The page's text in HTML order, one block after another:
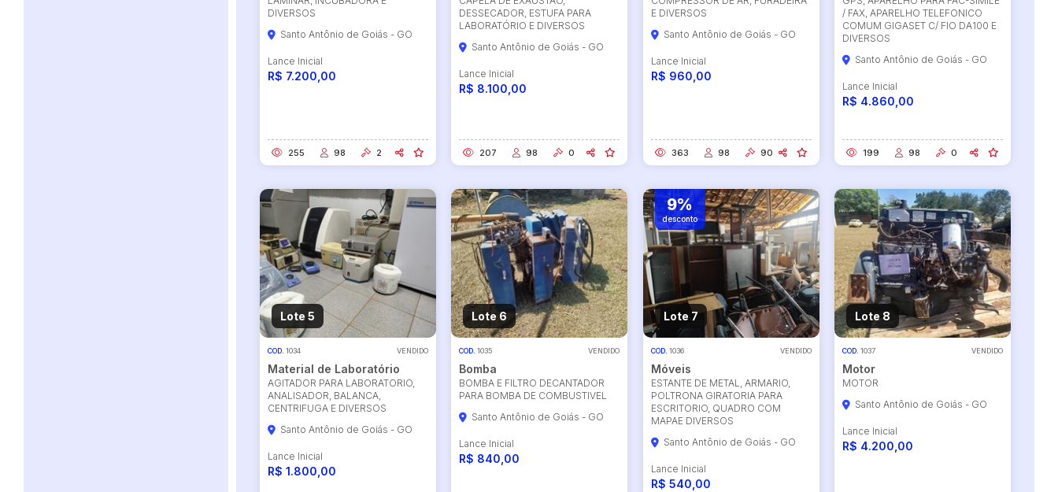
DIVERSOS
Santo Antônio de Goiás - GO
Lance Inicial
R$ 7.200,00
255 98 2
DESSECADOR, ESTUFA PARA
LABORATÓRIO E DIVERSOS
Santo Antônio de Goiás - GO
Lance Inicial
R$ 8.100,00
207 98 0
E DIVERSOS
Santo Antônio de Goiás - GO
Lance Inicial
R$ 960,00
363 98 90
/ FAX, APARELHO TELEFONICO
COMUM GIGASET C/ FIO DA100 E
DIVERSOS
Santo Antônio de Goiás - GO
Lance Inicial
R$ 4.860,00
199 98 0
Lote 5
COD. 1034 VENDIDO
Material de Laboratório
AGITADOR PARA LABORATORIO,
ANALISADOR, BALANCA,
CENTRIFUGA E DIVERSOS
Santo Antônio de Goiás - GO
Lance Inicial
R$ 1.800,00
Lote 6
COD. 1035 VENDIDO
Bomba
BOMBA E FILTRO DECANTADOR
PARA BOMBA DE COMBUSTIVEL
Santo Antônio de Goiás - GO
Lance Inicial
R$ 840,00
9%
desconto
Lote 7
COD. 1036 VENDIDO
Móveis
ESTANTE DE METAL, ARMARIO,
POLTRONA GIRATORIA PARA
ESCRITORIO, QUADRO COM
MAPAE DIVERSOS
Santo Antônio de Goiás - GO
Lance Inicial
R$ 540,00
Lote 8
COD. 1037 VENDIDO
Motor
MOTOR
Santo Antônio de Goiás - GO
Lance Inicial
R$ 4.200,00